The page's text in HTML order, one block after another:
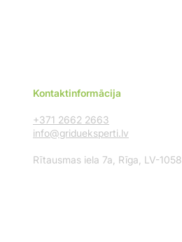
Kontaktinformācija
+371 2662 2663
info@gridueksperti.lv
Rītausmas iela 7a, Rīga, LV-1058